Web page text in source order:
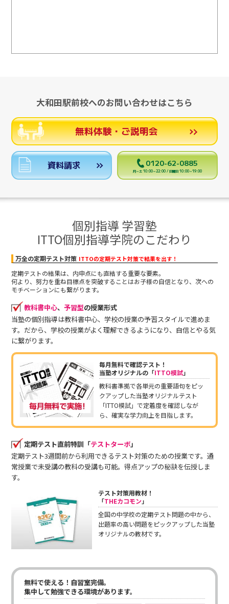
大和田駅前校へのお問い合わせはこちら
無料体験・ご説明会
資料請求 0120-62-0885
月～土 10:00～22:00 / 日曜日 10:00～19:00
個別指導 学習塾
ITTO個別指導学院のこだわり
万全の定期テスト対策 ITTOの定期テスト対策で結果を出す！
定期テストの結果は、内申点にも直結する重要な要素。
何より、努力を重ね目標点を突破することはお子様の自信となり、次への
モチベーションにも繋がります。
教科書中心、 予習型の授業形式
当塾の個別指導は教科書中心、学校の授業の予習スタイルで進めま
す。だから、学校の授業がよく理解できるようになり、自信とやる気
に繋がります。
毎月無料で確認テスト！
当塾オリジナルの「ITTO模試」
教科書準拠で各単元の重要語句をピッ
クアップした当塾オリジナルテスト
「ITTO模試」で定着度を確認しなが
ら、確実な学力向上を目指します。
定期テスト直前特訓「テストターボ」
定期テスト3週間前から利用できるテスト対策のための授業です。通
常授業で未受講の教科の受講も可能。得点アップの秘訣を伝授しま
す。
テスト対策用教材！
「THEカコモン」
全国の中学校の定期テスト問題の中から、
出題率の高い問題をピックアップした当塾
オリジナルの教材です。
無料で使える！自習室完備。
集中して勉強できる環境があります。